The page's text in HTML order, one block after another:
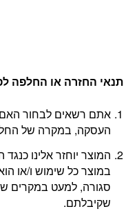
תנאי החזרה או החלפה
אתם רשאים לבחור
העסקה, במקרה של
המוצר יוחזר אלינו
במוצר כל שימוש ו/או
סגורה, למעט במקרים
שקיבלתם.